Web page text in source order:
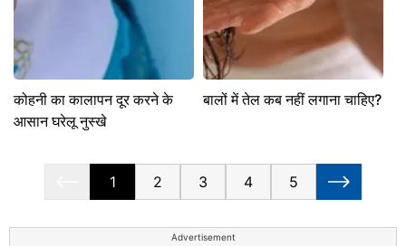
कोहनी का कालापन दूर करने के
आसान घरेलू नुस्खे
बालों में तेल कब नहीं लगाना चाहिए?
1 2 3 4 5
Advertisement